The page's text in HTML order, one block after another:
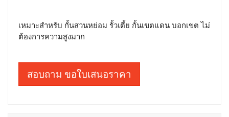
เหมาะสำหรับ กั้นสวนหย่อม รั้วเตี้ย กั้นเขตแดน บอกเขต ไม่
ต้องการความสูงมาก
สอบถาม ขอใบเสนอราคา